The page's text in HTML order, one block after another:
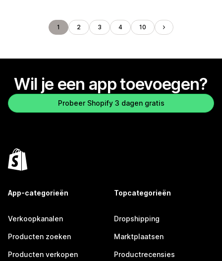
1 2 3 4 10
Wil je een app toevoegen?
Probeer Shopify 3 dagen gratis
App-categorieën
Verkoopkanalen
Producten zoeken
Producten verkopen
Topcategorieën
Dropshipping
Marktplaatsen
Productrecensies